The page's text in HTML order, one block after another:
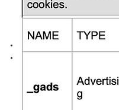
earn more about
Google Analytics exclusion